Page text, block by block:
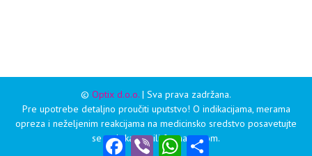
© Optix d.o.o. | Sva prava zadržana.
Pre upotrebe detaljno proučiti uputstvo! O indikacijama, merama
opreza i neželjenim reakcijama na medicinsko sredstvo posavetujte
se sa lekarom ili farmaceutom.
Facebook
Viber WhatsApp
Share